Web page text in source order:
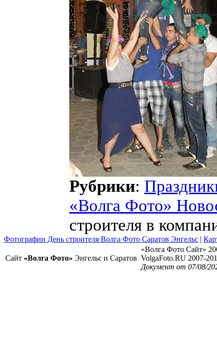
Рубрики:
«Волга Фото»
строителя в
Фотографии День строителя Волга Фото Саратов Энгельс |
Сайт «Волга Фото» Энгельс и Саратов
«Волга Фото Сайт»
VolgaFoto.RU 2007-
Документ от 07/08/